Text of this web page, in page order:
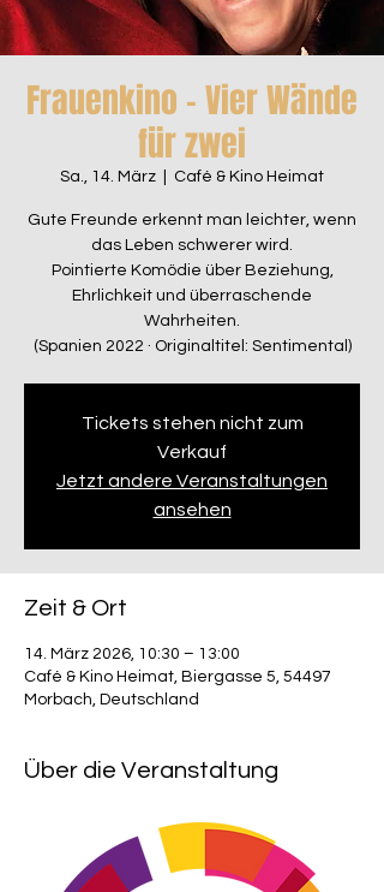
Frauenkino – Vier Wände
für zwei
Sa., 14. März Café & Kino Heimat
Gute Freunde erkennt man leichter, wenn
das Leben schwerer wird.
Pointierte Komödie über Beziehung,
Ehrlichkeit und überraschende
Wahrheiten.
(Spanien 2022 · Originaltitel: Sentimental)
Tickets stehen nicht zum
Verkauf
Jetzt andere Veranstaltungen
ansehen
Zeit & Ort
14. März 2026, 10:30 – 13:00
Café & Kino Heimat, Biergasse 5, 54497
Morbach, Deutschland
Über die Veranstaltung